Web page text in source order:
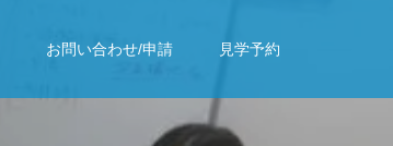
お問い合わせ/申請 見学予約